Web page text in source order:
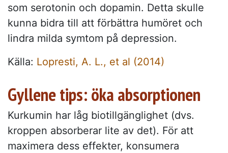
som serotonin och dopamin. Detta skulle
kunna bidra till att förbättra humöret och
lindra milda symtom på depression.
Källa: Lopresti, A. L., et al (2014)
Gyllene tips: öka absorptionen
Kurkumin har låg biotillgänglighet (dvs.
kroppen absorberar lite av det). För att
maximera dess effekter, konsumera